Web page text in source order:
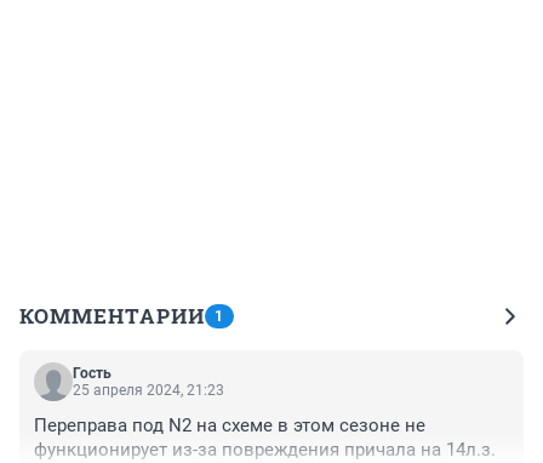
КОММЕНТАРИИ 1
Гость
25 апреля 2024, 21:23
Переправа под N2 на схеме в этом сезоне не
функционирует из-за повреждения причала на 14л.з.